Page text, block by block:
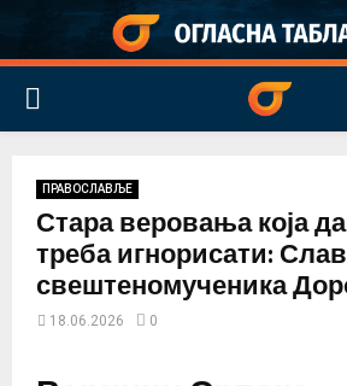
PRIMARY
ПРАВОСЛАВЉЕ
Стара веровања која
треба игнорисати:
свештеномученика
18.06.2026 0